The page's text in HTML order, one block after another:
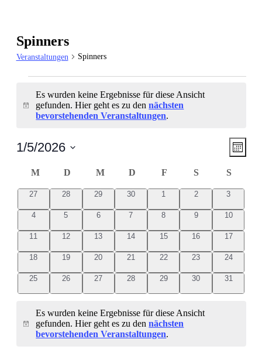
Spinners
Veranstaltungen Spinners
Hinweis
Es wurden keine Ergebnisse für diese Ansicht
gefunden. Hier geht es zu dennächsten
bevorstehenden Veranstaltungen.
Monat
1/5/2026
wählen.
Kalender
von
Veranstaltungen
M MONTAG
D DIENSTAG
M MITTWOCH
D DONNERSTAG
F FREITAG
S SAMSTAG
S
0
27
0
28
0
29
0
30
01
0
2
0
3
0
4
0
5
0
6
0
7
0
8
0
9
010
011
012
013
014
015
016
017
018
019
0
20
0
21
0
22
0
23
0
24
0
25
0
26
0
27
0
28
0
29
0
30
0
31
Hinweis
Es wurden keine Ergebnisse für diese Ansicht
gefunden. Hier geht es zu dennächsten
bevorstehenden Veranstaltungen.